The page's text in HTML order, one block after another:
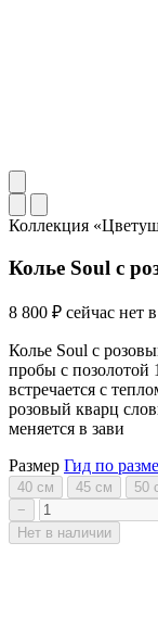
Коллекция
Колье Soul с
8 800 ₽ сейчас нет
Колье Soul с
пробы с позолотой
встречается с
розовый кварц
меняется в зави
Размер Гид по
40 см 45 см
50
−
Нет в наличии